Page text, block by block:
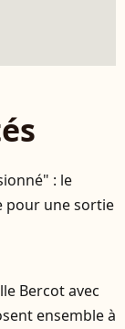
: le
pour une sortie
Bercot avec
ensemble à